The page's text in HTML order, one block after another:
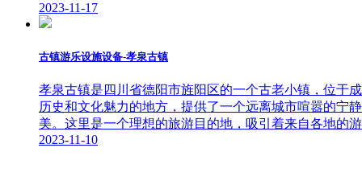
2023-11-17
古镇游乐设施设备-孝泉古镇
孝泉古镇是四川省德阳市旌阳区的一个古老小镇，位于
历史和文化魅力的地方，提供了一个远离城市喧嚣的宁
美。这里是一个理想的旅游目的地，吸引着来自各地的
2023-11-10